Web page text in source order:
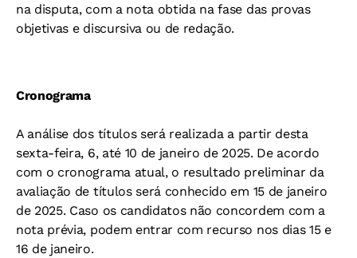
na disputa, com a nota obtida na fase das provas
objetivas e discursiva ou de redação.
Cronograma
A análise dos títulos será realizada a partir desta
sexta-feira, 6, até 10 de janeiro de 2025. De acordo
com o cronograma atual, o resultado preliminar da
avaliação de títulos será conhecido em 15 de janeiro
de 2025. Caso os candidatos não concordem com a
nota prévia, podem entrar com recurso nos dias 15 e
16 de janeiro.